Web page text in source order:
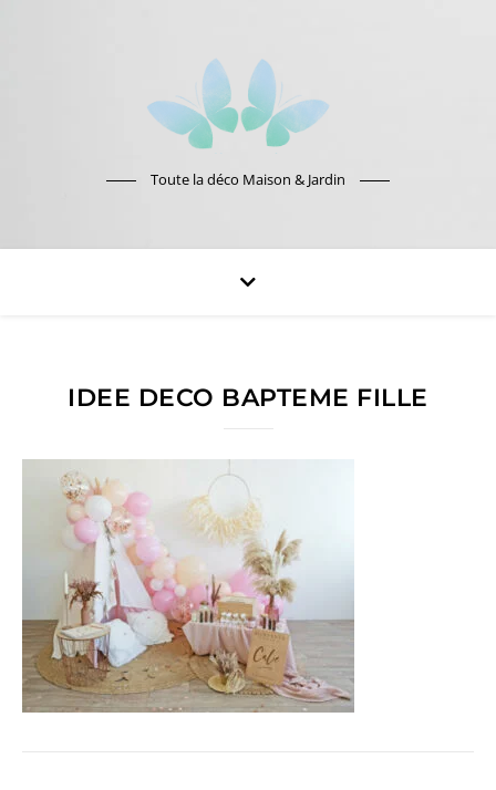
Toute la déco Maison & Jardin
IDEE DECO BAPTEME FILLE